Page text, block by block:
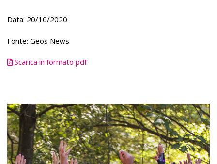
Data: 20/10/2020
Fonte: Geos News
Scarica in formato pdf